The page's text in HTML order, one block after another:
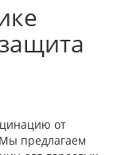
от
предлагаем